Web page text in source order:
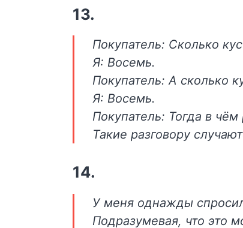
13.
Покупатель: Сколько
Я: Восемь.
Покупатель: А сколько
Я: Восемь.
Покупатель: Тогда в чём
Такие разговору
14.
У меня однажды
Подразумевая, что это